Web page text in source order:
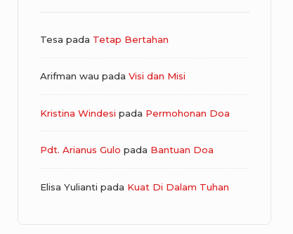
Tesa pada Tetap Bertahan
Arifman wau pada Visi dan Misi
Kristina Windesi pada Permohonan Doa
Pdt. Arianus Gulo pada Bantuan Doa
Elisa Yulianti pada Kuat Di Dalam Tuhan